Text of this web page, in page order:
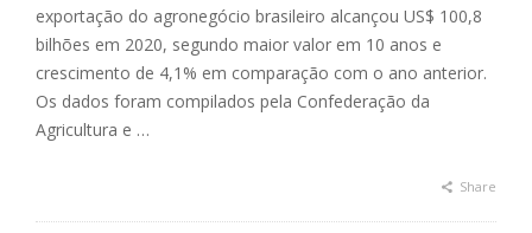
exportação do agronegócio brasileiro alcançou US$ 100,8
bilhões em 2020, segundo maior valor em 10 anos e
crescimento de 4,1% em comparação com o ano anterior.
Os dados foram compilados pela Confederação da
Agricultura e …
Share